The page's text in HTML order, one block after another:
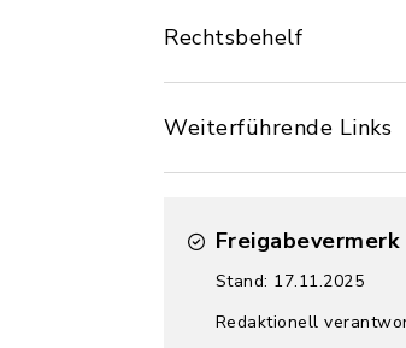
Rechtsbehelf
Weiterführende Links
Freigabevermerk
Stand: 17.11.2025
Redaktionell